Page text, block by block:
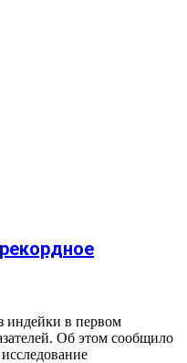
индейки в первом
Об этом сообщило